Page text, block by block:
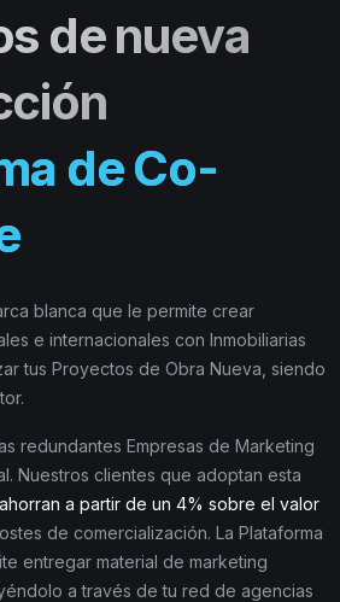
de nueva
de Co-
blanca que le permite crear
e internacionales con Inmobiliarias
tus Proyectos de Obra Nueva, siendo
redundantes Empresas de Marketing
Nuestros clientes que adoptan esta
ahorran a partir de un 4% sobre el valor
de comercialización. La Plataforma
entregar material de marketing
a través de tu red de agencias